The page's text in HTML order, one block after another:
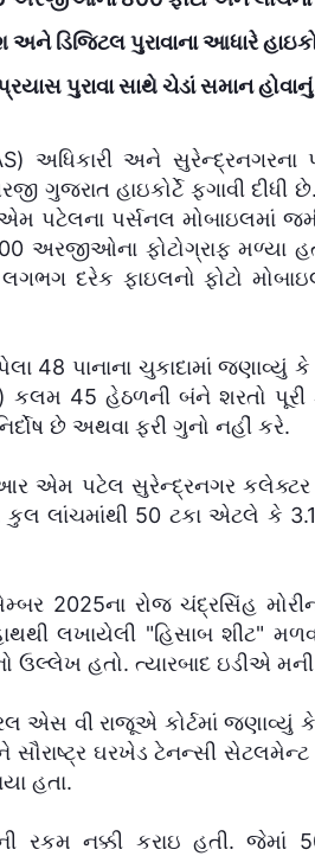
અને ડિજિટલ પુરાવાના આધારે
પુરાવા સાથે ચેડાં સમાન
અને સુરેન્દ્રનગરના
ગુજરાત હાઇકોર્ટે ફગાવી દીધી
પર્સનલ મોબાઇલમાં
અરજીઓના ફોટોગ્રાફ મળ્યા
દરેક ફાઇલનો ફોટો
48 પાનાના ચુકાદામાં
કલમ 45 હેઠળની બંને શરતો પૂરી
છે અથવા ફરી ગુનો નહીં કરે.
એમ પટેલ સુરેન્દ્રનગર કલેક્ટર
લાંચમાંથી 50 ટકા એટલે કે 3.12
2025ના રોજ ચંદ્રસિંહ મોરીના
લખાયેલી "હિસાબ શીટ"
ઉલ્લેખ હતો. ત્યારબાદ ઇડીએ મની
એસ વી રાજૂએ કોર્ટમાં જણાવ્યું
સૌરાષ્ટ્ર ઘરખેડ ટેનન્સી
હતા.
રકમ નક્કી કરાઇ હતી. જેમાં